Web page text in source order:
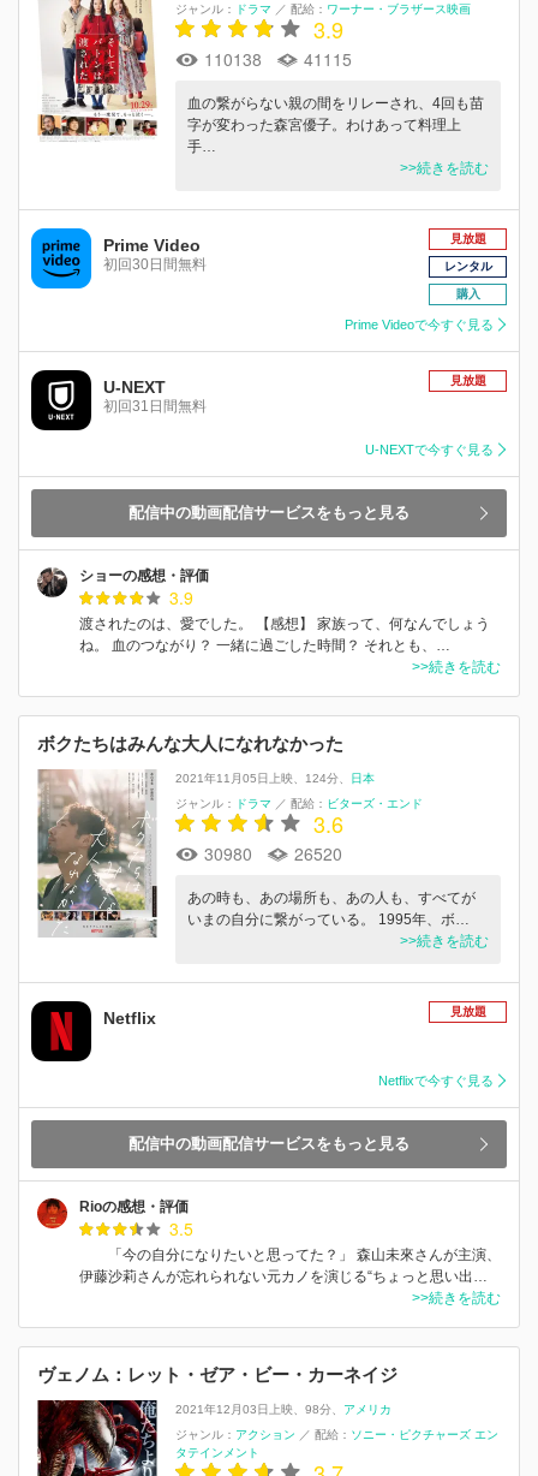
ジャンル：
ドラマ ／ 配給： ワーナー・ブラザース映画
3.9
110138 41115
血の繋がらない親の間をリレーされ、4回も苗
字が変わった森宮優子。わけあって料理上
手…
>>続きを読む
Prime Video
初回30日間無料
見放題
レンタル
購入
Prime Videoで今すぐ見る
U-NEXT
初回31日間無料
見放題
U-NEXTで今すぐ見る
配信中の動画配信サービスをもっと見る
ショーの感想・評価
3.9
渡されたのは、愛でした。 【感想】 家族って、何なんでしょう
ね。 血のつながり？ 一緒に過ごした時間？ それとも、…
>>続きを読む
ボクたちはみんな大人になれなかった
2021年11月05日上映 124分
日本
ジャンル：
ドラマ ／ 配給： ビターズ・エンド
3.6
30980 26520
あの時も、あの場所も、あの人も、すべてが
いまの自分に繋がっている。 1995年、ボ…
>>続きを読む
Netflix 見放題
Netflixで今すぐ見る
配信中の動画配信サービスをもっと見る
Rioの感想・評価
3.5
「今の自分になりたいと思ってた？」 森山未來さんが主演、
伊藤沙莉さんが忘れられない元カノを演じる“ちょっと思い出…
>>続きを読む
ヴェノム：レット・ゼア・ビー・カーネイジ
2021年12月03日上映 98分
アメリカ
ジャンル： アクション ／ 配給： ソニー・ピクチャーズ エン
タテインメント